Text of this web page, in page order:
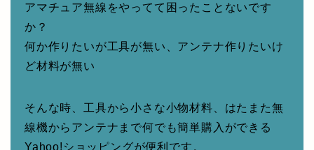
アマチュア無線をやってて困ったことないです
か？
何か作りたいが工具が無い、アンテナ作りたいけ
ど材料が無い
そんな時、工具から小さな小物材料、はたまた無
線機からアンテナまで何でも簡単購入ができる
Yahoo!ショッピングが便利です。